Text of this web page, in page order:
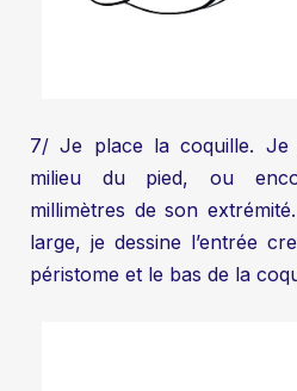
7/ Je place la coquille.
milieu du pied, ou
millimètres de son
large, je dessine l’entrée
péristome et le bas de la